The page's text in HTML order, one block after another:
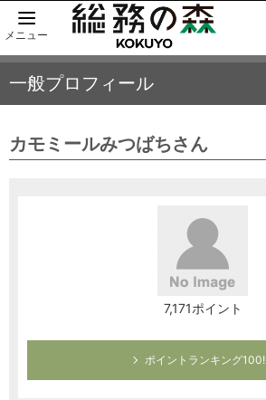
メニュー
一般プロフィール
カモミールみつばちさん
7,171ポイント
ポイントランキング100!